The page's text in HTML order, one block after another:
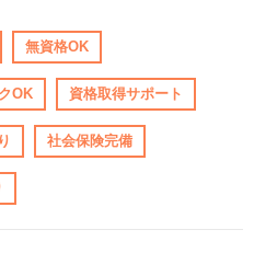
無資格OK
OK 資格取得サポート
社会保険完備